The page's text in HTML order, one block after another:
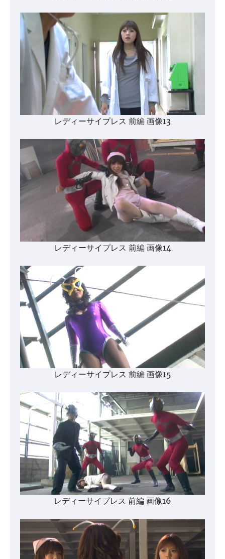
レディーサイプレス 前編 画像13
レディーサイプレス 前編 画像14
レディーサイプレス 前編 画像15
レディーサイプレス 前編 画像16